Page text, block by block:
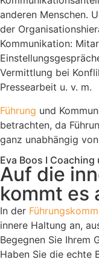
anderen Menschen.
der
Kommunikation:
Vermittlung bei
Pressearbeit u. v. m.
Führung und
betrachten, da
ganz unabhängig
Eva Boos I Coaching
Auf die
kommt es
In der
innere Haltung an,
Begegnen Sie Ihrem
Haben Sie die echte